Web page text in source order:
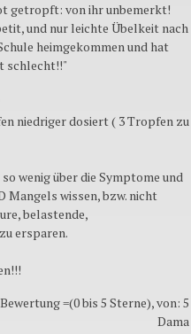
getropft: von ihr unbemerkt!
und nur leichte Übelkeit nach
heimgekommen und hat
schlecht!!"
niedriger dosiert ( 3 Tropfen zu
wenig über die Symptome und
Mangels wissen, bzw. nicht
belastende,
ersparen.
=(0 bis 5 Sterne), von: 5
Dama